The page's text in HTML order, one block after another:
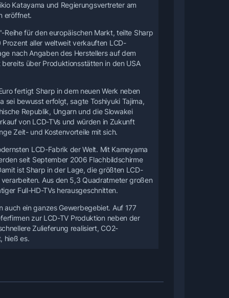
Katayama und Regierungsvertreter am
eröffnet.
für den europäischen Markt, teilte Sharp
aller weltweit verkauften LCD-
nach Angaben des Herstellers auf dem
über Produktionsstätten in den USA
fertigt Sharp in dem neuen Werk neben
sei bewusst erfolgt, sagte Toshiyuki Tajima,
Republik, Ungarn und die Slowakei
von LCD-TVs und würden in Zukunft
Zeit- und Kostenvorteile mit sich.
LCD-Fabrik der Welt. Mit Kameyama
seit September 2006 Flachbildschirme
ist Sharp in der Lage, die größten LCD-
Aus den 5,3 Quadratmeter großen
Full-HD-TVs herausgeschnitten.
auch ein ganzes Gewerbegebiet. Auf 177
zur LCD-TV Produktion neben der
Zulieferung realisiert, CO2-
hieß es.